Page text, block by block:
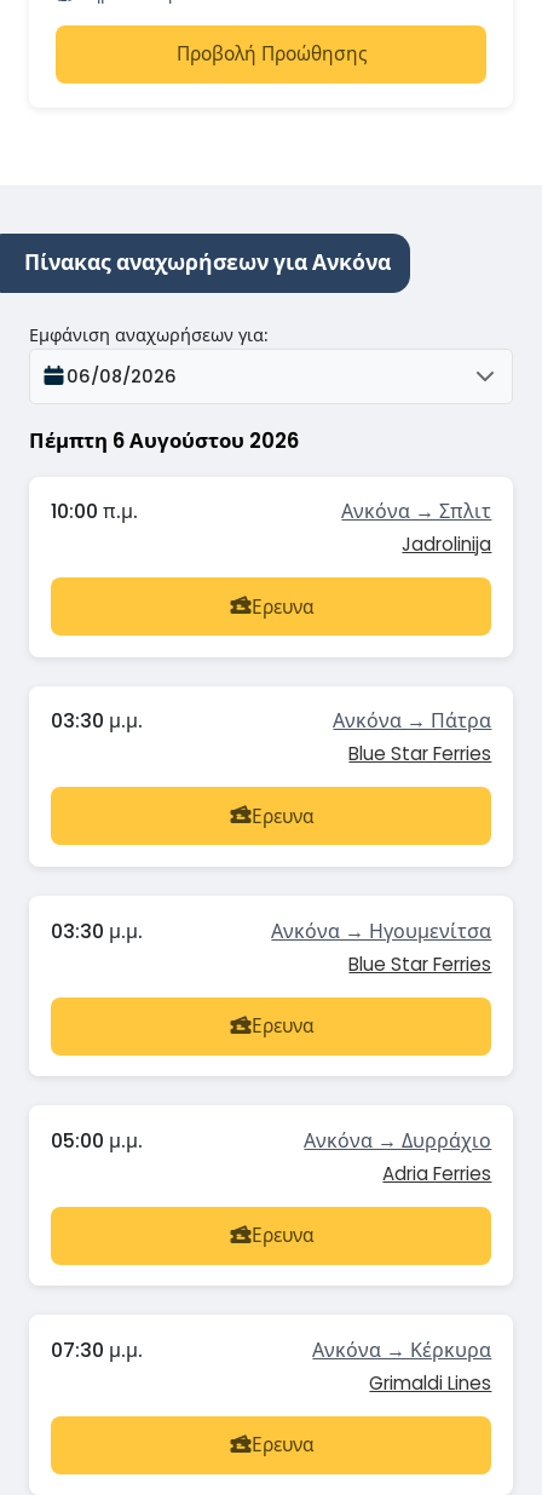
Προβολή Προώθησης
Πίνακας αναχωρήσεων για Ανκόνα
Πέμπτη 6 Αυγούστου 2026
Εμφάνιση αναχωρήσεων για:
06/08/2026
10:00 π.μ. Ανκόνα → Σπλιτ
Jadrolinija
Ερευνα
03:30 μ.μ. Ανκόνα → Πάτρα
Blue Star Ferries
Ερευνα
03:30 μ.μ. Ανκόνα → Ηγουμενίτσα
Blue Star Ferries
Ερευνα
05:00 μ.μ. Ανκόνα → Δυρράχιο
Adria Ferries
Ερευνα
07:30 μ.μ. Ανκόνα → Κέρκυρα
Grimaldi Lines
Ερευνα